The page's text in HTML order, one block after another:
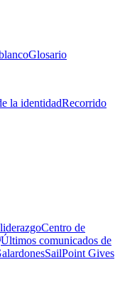
Glosario
la identidadRecorrido
Centro de
Últimos comunicados de
SailPoint Gives